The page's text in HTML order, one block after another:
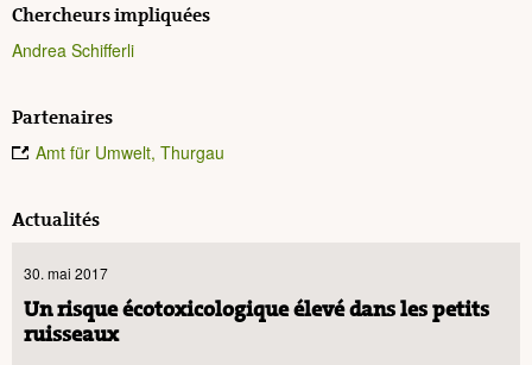
Chercheurs impliquées
Andrea Schifferli
Partenaires
Amt für Umwelt, Thurgau
Actualités
30. mai 2017
Un risque écotoxicologique élevé dans les petits
ruisseaux